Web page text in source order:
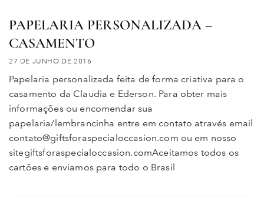
PAPELARIA PERSONALIZADA –
CASAMENTO
27 DE JUNHO DE 2016
Papelaria personalizada feita de forma criativa para o
casamento da Claudia e Ederson. Para obter mais
informações ou encomendar sua
papelaria/lembrancinha entre em contato através email
contato@giftsforaspecialoccasion.com ou em nosso
sitegiftsforaspecialoccasion.comAceitamos todos os
cartões e enviamos para todo o Brasil